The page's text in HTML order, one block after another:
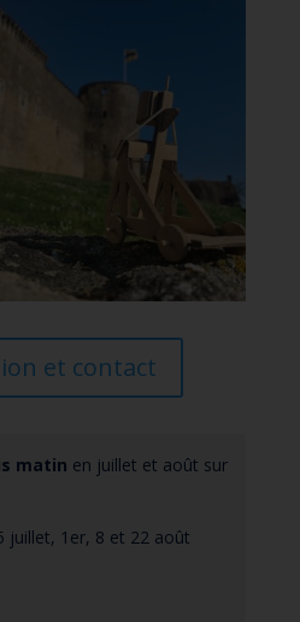
et contact
matin en juillet et août sur
juillet, 1er, 8 et 22 août